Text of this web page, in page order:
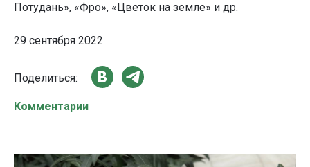
Потудань», «Фро», «Цветок на земле» и др.
29 сентября 2022
Поделиться:
Комментарии